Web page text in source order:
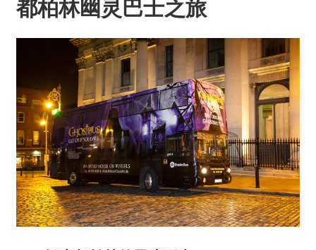
都柏林幽灵巴士之旅